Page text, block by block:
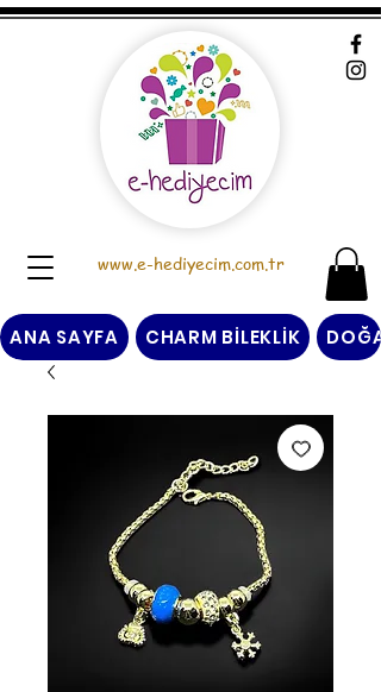
www.e-hediyecim.com.tr
ANA SAYFA CHARM BİLEKLİK